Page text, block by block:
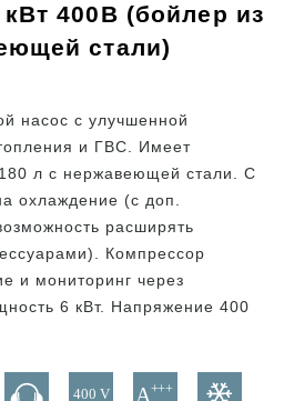
кВт 400В (бойлер из
стали)
насос с улучшенной
и ГВС. Имеет
л с нержавеющей стали. С
охлаждение (с доп.
расширять
Компрессор
и мониторинг через
6 кВт. Напряжение 400